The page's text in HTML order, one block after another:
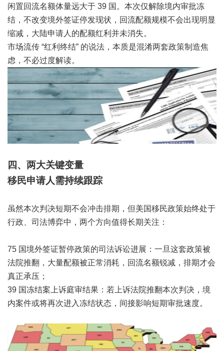
闲置回流名额体量远大于 39 国。本次仅解除境内审批冻
结，不改变境外签证停发现状，回流配额规模不会出现明显
缩减，大陆申请人的配额红利并未消失。
市场流传 “红利终结” 的说法，本质是混淆两套政策制造焦
虑，不必过度解读。
四、两大关键变量
移民申请人需持续跟踪
虽然本次判决短期不会冲击排期，但美国移民政策始终处于
行政、司法博弈中，两个方向值得长期关注：
75 国境外签证暂停政策的司法诉讼进展：一旦这套政策被
法院推翻，大量配额被正常消耗，回流名额锐减，排期才会
真正承压；
39 国冻结案上诉庭审结果：若上诉法院推翻本次判决，境
内案件或将再次进入冻结状态，间接影响短期审批速度。